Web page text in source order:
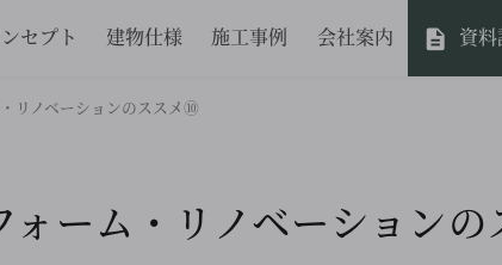
セプト 建物仕様 施工事例 会社案内 資
リノベーションのススメ⑩
ォーム・リノベーション